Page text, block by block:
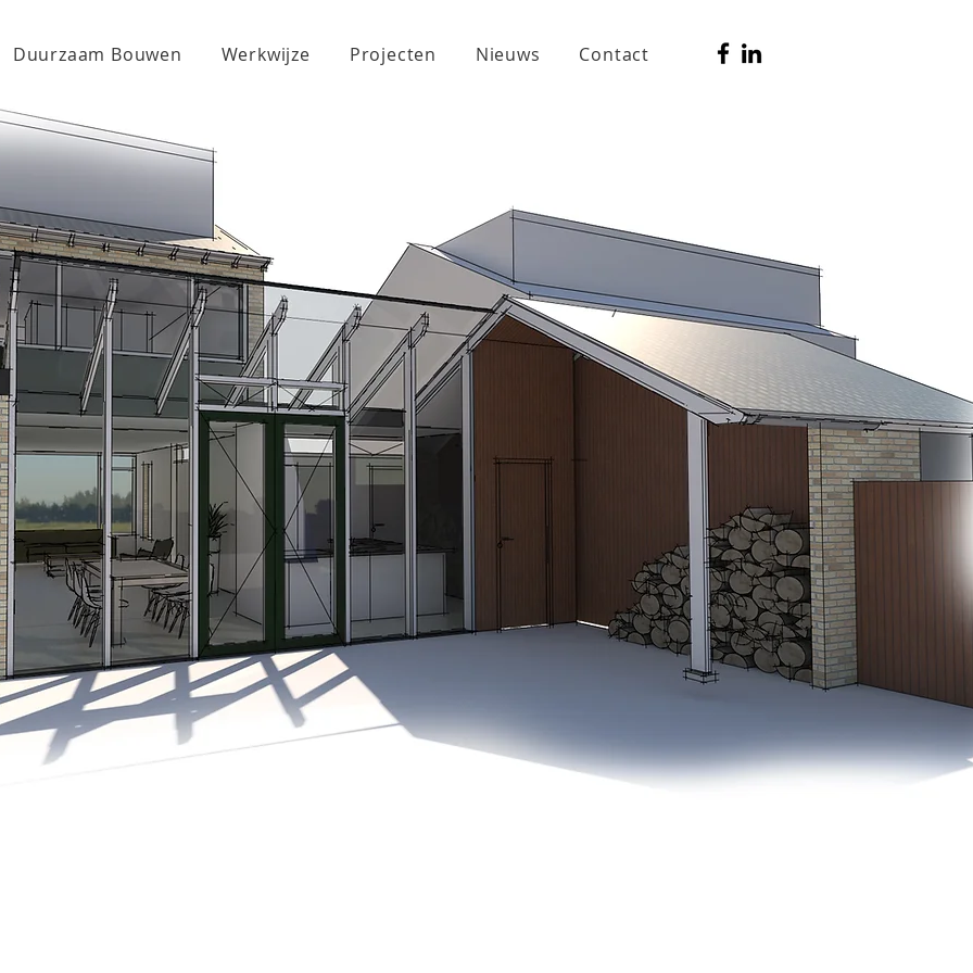
Duurzaam Bouwen Werkwijze Projecten Nieuws Contact